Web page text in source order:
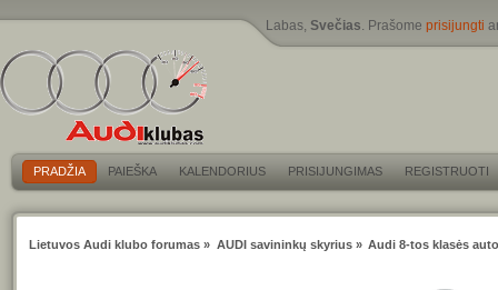
Labas, Svečias. Prašome prisijungti
PRADŽIA PAIEŠKA KALENDORIUS PRISIJUNGIMAS REGISTRUOTI
Lietuvos Audi klubo forumas » AUDI savininkų skyrius» Audi 8-tos klasės